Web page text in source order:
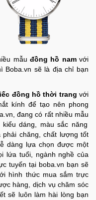
mẫu đồng hồ namvới
Boba.vn sẽ là địa chỉ bạn
đồng hồ thời trang với
kính để tạo nên phong
đang có rất nhiều mẫu
kiểu dáng, màu sắc năng
chăng, chất lượng tốt
dàng lựa chọn được một
lứa tuổi, ngành nghề của
tuyến tại boba.vn bạn sẽ
hình thức mua sắm trực
hàng, dịch vụ chăm sóc
sẽ luôn làm hài lòng bạn